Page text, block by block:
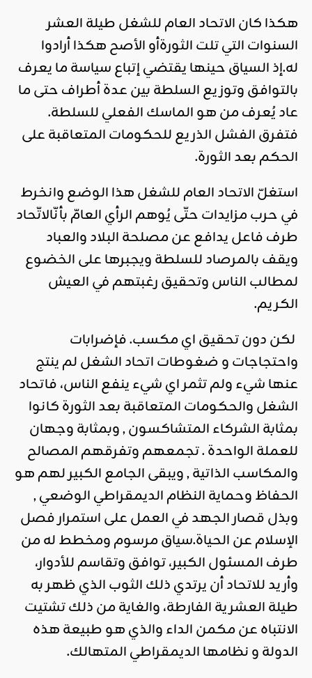
هكذا كان الاتحاد العام للشغل طيلة العشر
السنوات التي تلت الثورةأو الأصح هكذا أرادوا
له.إذ السياق حينها يقتضي إتباع سياسة ما يعرف
بالتوافق وتوزيع السلطة بين عدة أطراف حتى ما
عاد يُعرف من هو الماسك الفعلي للسلطة.
فتفرق الفشل الذريع للحكومات المتعاقبة على
الحكم بعد الثورة.
استغلّ الاتحاد العام للشغل هذا الوضع وانخرط
في حرب مزايدات حتّى يُوهم الرأي العامّ بأنّالاتّحاد
طرف فاعل يدافع عن مصلحة البلاد والعباد
ويقف بالمرصاد للسلطة ويجبرها على الخضوع
لمطالب الناس وتحقيق رغبتهم في العيش
الكريم.
لكن دون تحقيق اي مكسب. فإضرابات
واحتجاجات و ضغوطات اتحاد الشغل لم ينتج
عنها شيء ولم تثمر اي شيء ينفع الناس، فاتحاد
الشغل والحكومات المتعاقبة بعد الثورة كانوا
بمثابة الشركاء المتشاكسون , وبمثابة وجهان
للعملة الواحدة . تجمعهم وتفرقهم المصالح
والمكاسب الذاتية , ويبقى الجامع الكبير لهم هو
الحفاظ وحماية النظام الديمقراطي الوضعي ,
وبذل قصار الجهد في العمل على استمرار فصل
الإسلام عن الحياة.سياق مرسوم ومخطط له من
طرف المسئول الكبير، توافق وتقاسم للأدوار،
وأريد للاتحاد أن يرتدي ذلك الثوب الذي ظهر به
طيلة العشرية الفارطة، والغاية من ذلك تشتيت
الانتباه عن مكمن الداء والذي هو طبيعة هذه
الدولة و نظامها الديمقراطي المتهالك.